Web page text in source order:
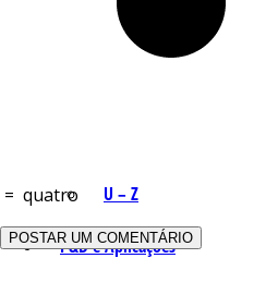
Salicilato de Metila
U – Z
P&D e Aplicações
= quatro